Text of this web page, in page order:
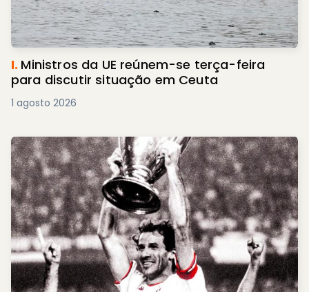
I. Ministros da UE reúnem-se terça-feira
para discutir situação em Ceuta
1 agosto 2026